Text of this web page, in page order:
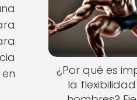
¿Por qué es
la